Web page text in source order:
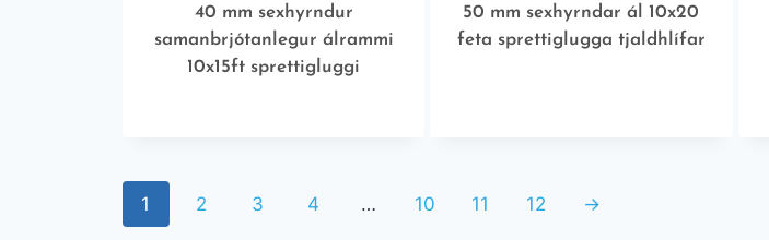
40 mm sexhyrndur
samanbrjótanlegur álrammi
10x15ft sprettigluggi
50 mm sexhyrndar ál 10x20
feta sprettiglugga tjaldhlífar
1 2 3 4 … 10 11 12 →